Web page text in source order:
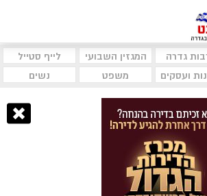
גדרה המגזין השבועי
לייף סטייל
ועסקים משפט נשים